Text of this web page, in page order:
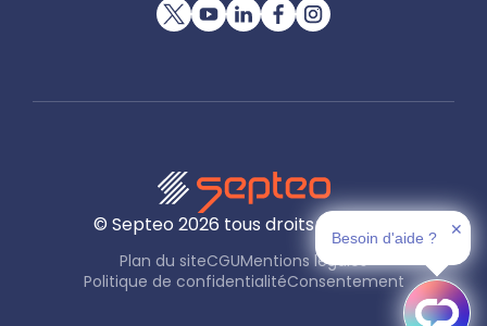
© Septeo 2026 tous droits réservés
Plan du siteCGUMentions légales
Politique de confidentialitéConsentement
Besoin d'aide ? ✕